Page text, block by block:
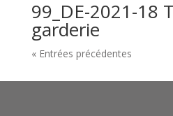
99_DE-2021-18
garderie
« Entrées précédentes